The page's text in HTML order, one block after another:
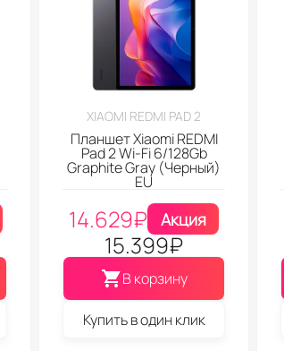
XIAOMI REDMI PAD 2
Планшет Xiaomi REDMI
Pad 2 Wi-Fi 6/128Gb
Graphite Gray (Черный)
EU
14.629₽ Акция
15.399₽
В корзину
Купить в один клик